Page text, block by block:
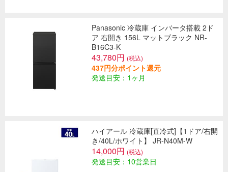
Panasonic 冷蔵庫 インバータ搭載 2ド
ア 右開き 156L マットブラック NR-
B16C3-K
43,780円 (税込)
437円分ポイント還元
発送目安：1ヶ月
ハイアール 冷蔵庫[直冷式]【1ドア/右開
き/40L/ホワイト】 JR-N40M-W
14,000円 (税込)
発送目安：10営業日